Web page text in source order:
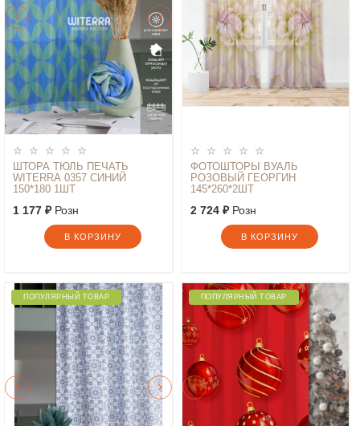
ШТОРА ТЮЛЬ ПЕЧАТЬ
WITERRA 0357 СИНИЙ
150*180 1ШТ
1 177 ₽Розн
В КОРЗИНУ
ФОТОШТОРЫ ВУАЛЬ
РОЗОВЫЙ ГЕОРГИН
145*260*2ШТ
2 724 ₽Розн
В КОРЗИНУ
ПОПУЛЯРНЫЙ ТОВАР ПОПУЛЯРНЫЙ ТОВАР